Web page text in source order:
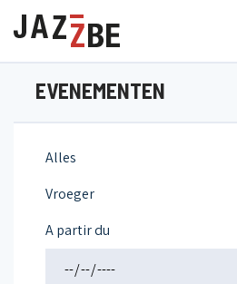
EVENEMENTEN
Alles
Vroeger
A partir du